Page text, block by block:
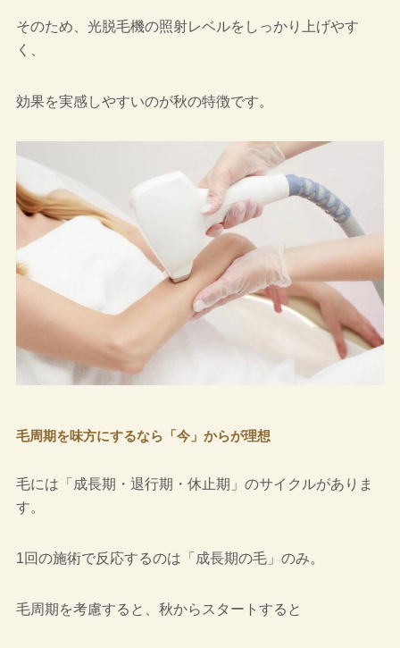
そのため、光脱毛機の照射レベルをしっかり上げやす
く、
効果を実感しやすいのが秋の特徴です。
毛周期を味方にするなら「今」からが理想
毛には「成長期・退行期・休止期」のサイクルがありま
す。
1回の施術で反応するのは「成長期の毛」のみ。
毛周期を考慮すると、秋からスタートすると